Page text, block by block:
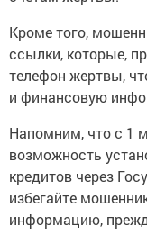
Кроме того,
ссылки, которые,
телефон жертвы,
и финансовую
Напомним, что с 1
возможность
кредитов через
избегайте
информацию,